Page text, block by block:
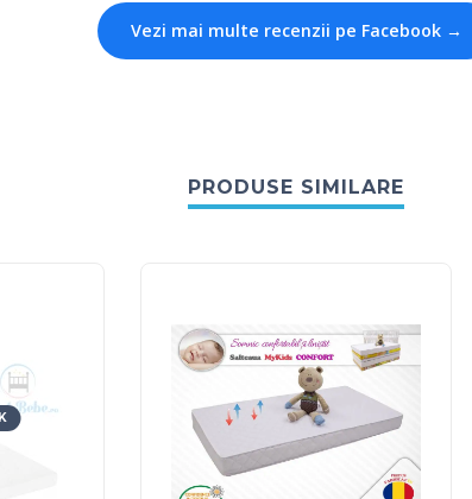
Vezi mai multe recenzii pe Facebook →
PRODUSE SIMILARE